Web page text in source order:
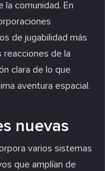
comunidad. En
de jugabilidad más
reacciones de la
clara de lo que
aventura espacial.
nuevas
varios sistemas
que amplían de